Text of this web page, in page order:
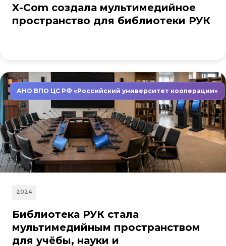
X-Com создала мультимедийное
пространство для библиотеки РУК
АНО ВПО ЦС РФ «Российский университет кооперации»
2024
Библиотека РУК стала
мультимедийным пространством
для учёбы, науки и